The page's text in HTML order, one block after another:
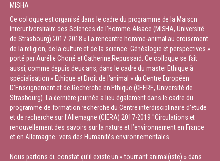
entreprise, destinée à établir de « nouvelles règles pour le parc humain »
(Sloterdjik).
modération: Isabel Irribaren et Catherine Répussard
Durée :27:14
MISHA
Ce colloque est organisé dans le cadre du programme de la Maison
interuniversitaire des Sciences de l’Homme-Alsace (MISHA, Université
de Strasbourg) 2017-2018 « La rencontre homme-animal au croisement
de la religion, de la culture et de la science. Généalogie et perspectives »
porté par Aurélie Choné et Catherine Repussard. Ce colloque se fait
aussi, comme depuis deux ans, dans le cadre du master Ethique à
spécialisation « Ethique et Droit de l’animal » du Centre Européen
D’Enseignement et de Recherche en Ethique (CEERE, Université de
Strasbourg). La dernière journée a lieu également dans le cadre du
programme de formation recherche du Centre interdisciplinaire d'étude
et de recherche sur l'Allemagne (CIERA) 2017-2019 "Circulations et
renouvellement des savoirs sur la nature et l’environnement en France
et en Allemagne : vers des Humanités environnementales.
Nous partons du constat qu’il existe un « tournant animal(iste) » dans